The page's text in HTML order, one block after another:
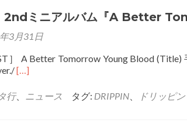
ン
グ
Pass』
ミニアルバム『A Better
3月31日
］ A Better Tomorrow Young Blood
Read
about
DRIPPIN
[…]
行、 ニュース タグ: DRIPPIN ドリッピン